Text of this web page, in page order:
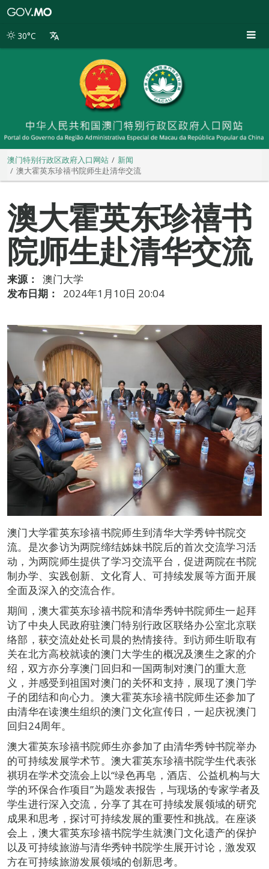
别
30°C
澳门特别行政区政府入口网站
新闻
澳大霍英东珍禧书院师生赴清华交流
澳大霍英东珍禧书
院师生赴清华交流
来源：
澳门大学
发布日期：
2024年1月10日 20:04
澳门大学霍英东珍禧书院师生到清华大学秀钟书院交
流。是次参访为两院缔结姊妹书院后的首次交流学习活
动，为两院师生提供了学习交流平台，促进两院在书院
制办学、实践创新、文化育人、可持续发展等方面开展
全面及深入的交流合作。
期间，澳大霍英东珍禧书院和清华秀钟书院师生一起拜
访了中央人民政府驻澳门特别行政区联络办公室北京联
络部，获交流处处长司晨的热情接待。到访师生听取有
关在北方高校就读的澳门大学生的概况及澳生之家的介
绍，双方亦分享澳门回归和一国两制对澳门的重大意
义，并感受到祖国对澳门的关怀和支持，展现了澳门学
子的团结和向心力。澳大霍英东珍禧书院师生还参加了
由清华在读澳生组织的澳门文化宣传日，一起庆祝澳门
回归24周年。
澳大霍英东珍禧书院师生亦参加了由清华秀钟书院举办
的可持续发展学术节。澳大霍英东珍禧书院学生代表张
祺玥在学术交流会上以“绿色再皂，酒店、公益机构与大
学的环保合作项目”为题发表报告，与现场的专家学者及
学生进行深入交流，分享了其在可持续发展领域的研究
成果和思考，探讨可持续发展的重要性和挑战。在座谈
会上，澳大霍英东珍禧书院学生就澳门文化遗产的保护
以及可持续旅游与清华秀钟书院学生展开讨论，激发双
方在可持续旅游发展领域的创新思考。